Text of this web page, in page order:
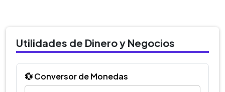
Utilidades de Dinero y Negocios
💱 Conversor de Monedas